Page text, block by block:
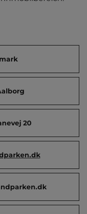
Waschen.
130/0.
20